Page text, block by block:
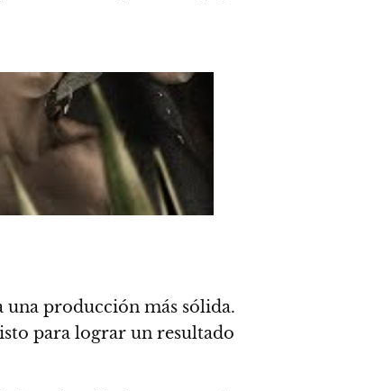
una producción más sólida.
para lograr un resultado